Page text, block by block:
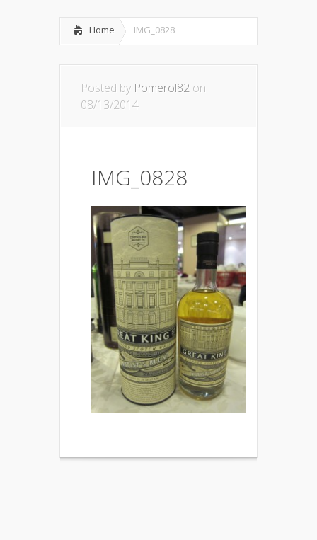
Home IMG_0828
Posted by Pomerol82 on
08/13/2014
IMG_0828